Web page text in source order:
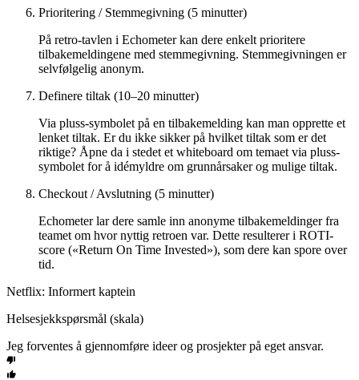
Prioritering / Stemmegivning (5 minutter)
På retro-tavlen i Echometer kan dere enkelt prioritere
tilbakemeldingene med stemmegivning. Stemmegivningen er
selvfølgelig anonym.
Definere tiltak (10–20 minutter)
Via pluss-symbolet på en tilbakemelding kan man opprette et
lenket tiltak. Er du ikke sikker på hvilket tiltak som er det
riktige? Åpne da i stedet et whiteboard om temaet via pluss-
symbolet for å idémyldre om grunnårsaker og mulige tiltak.
Checkout / Avslutning (5 minutter)
Echometer lar dere samle inn anonyme tilbakemeldinger fra
teamet om hvor nyttig retroen var. Dette resulterer i ROTI-
score («Return On Time Invested»), som dere kan spore over
tid.
Netflix: Informert kaptein
Helsesjekkspørsmål (skala)
Jeg forventes å gjennomføre ideer og prosjekter på eget ansvar.